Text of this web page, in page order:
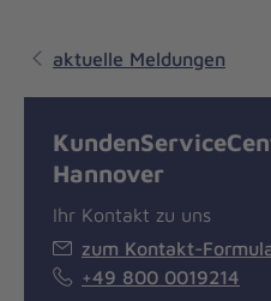
aktuelle Meldungen
Hannover
Ihr Kontakt zu uns
zum Kontakt-
+49 800 0019214